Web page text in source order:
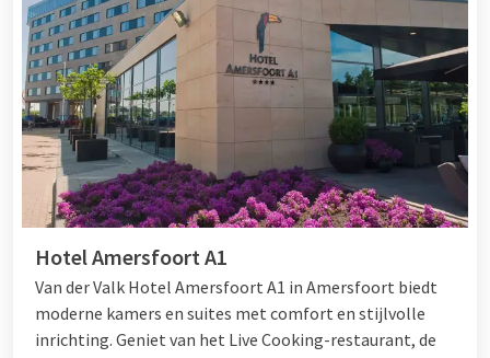
Hotel Amersfoort A1
Van der Valk Hotel Amersfoort A1 in Amersfoort biedt
moderne kamers en suites met comfort en stijlvolle
inrichting. Geniet van het Live Cooking-restaurant, de